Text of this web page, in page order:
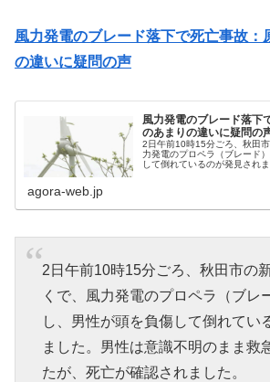
風力発電のブレード落下で死亡事故：
の違いに疑問の声
風力発電のブレード落下
のあまりの違いに疑問の
2日午前10時15分ごろ、秋田
力発電のプロペラ（ブレード
して倒れているのが発見され
agora-web.jp
2日午前10時15分ごろ、秋田市の
くで、風力発電のプロペラ（ブレ
し、男性が頭を負傷して倒れてい
ました。男性は意識不明のまま救
たが、死亡が確認されました。